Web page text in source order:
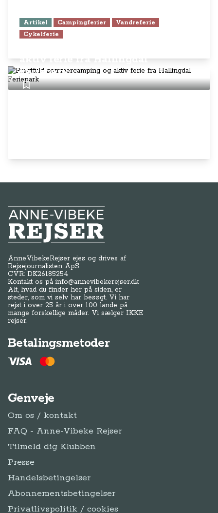
Artikel Campingferier
Vandreferie
Cykelferie
aktiv ferie fra Hallingdal
Feriepark
Anne-Vibeke Rejser
AnneVibekeRejser ejes og drives af
Rejsejournalisten ApS
CVR: DK26185254
Kontakt os påinfo@annevibekerejser.dk
Alt, hvad du finder her på siden, er
steder, som vi selv har besøgt. Vi har
rejst i over 25 år i over 100 lande på
mange forskellige måder. Vi sælger IKKE
rejser.
Betalingsmetoder
Genveje
Om os / kontakt
FAQ - Anne-Vibeke Rejser
Tilmeld dig Klubben
Presse
Handelsbetingelser
Abonnementsbetingelser
Privatlivspolitik / cookies